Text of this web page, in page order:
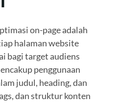
on-page adalah
halaman website
bagi target audiens
penggunaan
judul, heading, dan
dan struktur konten